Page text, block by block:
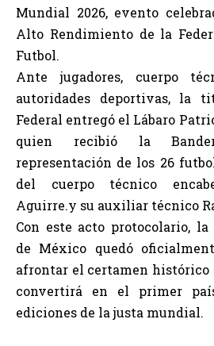
Mundial 2026, evento
Alto Rendimiento de la
Futbol.
Ante jugadores, cuerpo
autoridades deportivas, la
Federal entregó el Lábaro
quien recibió la
representación de los 26
del cuerpo técnico
Aguirre.y su auxiliar técnico
Con este acto protocolario,
de México quedó
afrontar el certamen histórico
convertirá en el primer
ediciones de la justa mundial.